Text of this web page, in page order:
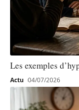
Les exemples
Actu 04/07/2026